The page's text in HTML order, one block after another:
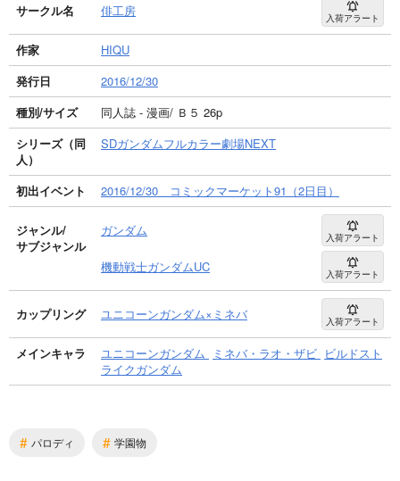
サークル名 俳工房 入荷アラート
作家
HIQU
発行日
2016/12/30
種別/サイズ
同人誌 - 漫画/ Ｂ５ 26p
シリーズ（同
人）
SDガンダムフルカラー劇場NEXT
初出イベント 2016/12/30 コミックマーケット91（2日目）
ジャンル/
サブジャンル
ガンダム 入荷アラート
機動戦士ガンダムUC 入荷アラート
カップリング ユニコーンガンダム×ミネバ 入荷アラート
メインキャラ ユニコーンガンダム ミネバ・ラオ・ザビ ビルドスト
ライクガンダム
# パロディ # 学園物